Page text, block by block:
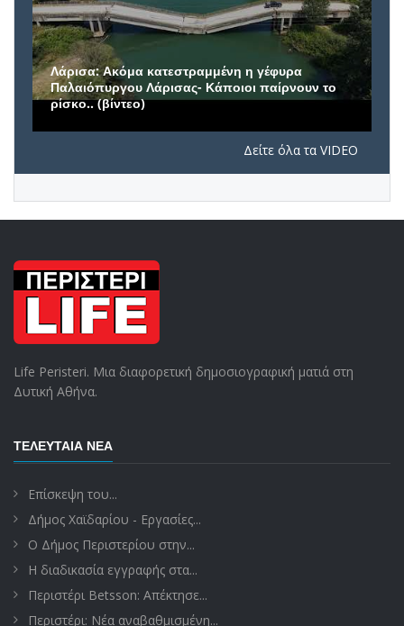
Συνέντευξη του Δημάρχου Πετρούπολης, Β.
Σίμου, στην εκπομπή: «Η ώρα του Πολίτη»
Δείτε όλα τα VIDEO
Life Peristeri. Μια διαφορετική δημοσιογραφική ματιά στη
Δυτική Αθήνα.
ΤΕΛΕΥΤΑΊΑ ΝΈΑ
Επίσκεψη του...
Δήμος Χαϊδαρίου - Εργασίες...
Ο Δήμος Περιστερίου στην...
Η διαδικασία εγγραφής στα...
Περιστέρι Betsson: Απέκτησε...
Περιστέρι: Νέα αναβαθμισμένη...